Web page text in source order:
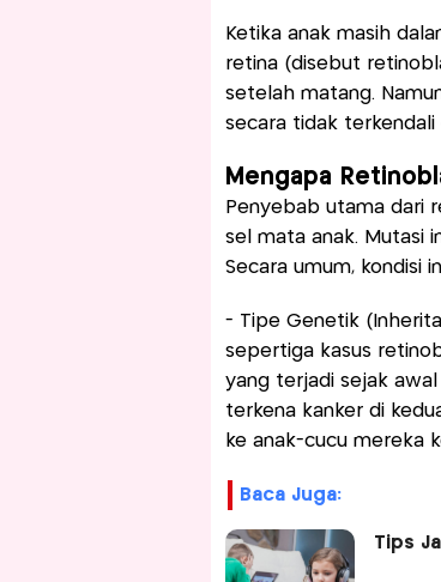
Ketika anak masih
retina (disebut
setelah matang.
secara tidak
Mengapa
Penyebab utama dari
sel mata anak. Mutasi
Secara umum, kondisi
- Tipe Genetik
sepertiga kasus
yang terjadi sejak
terkena kanker di
ke anak-cucu mereka
Baca Juga:
Tips